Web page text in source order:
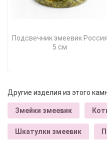
Подсвечник змеевик Россия
5 см
Другие изделия из этого
Змейки змеевик
Шкатулки змеевик